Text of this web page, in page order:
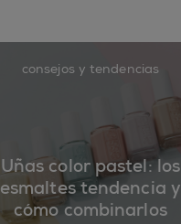
consejos y tendencias
Uñas color pastel: los
esmaltes tendencia y
cómo combinarlos